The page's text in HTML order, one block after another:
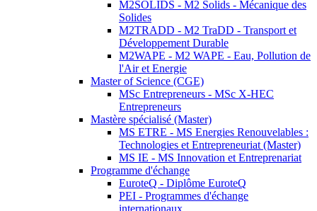
M2SOLIDS - M2 Solids - Mécanique des
Solides
M2TRADD - M2 TraDD - Transport et
Développement Durable
M2WAPE - M2 WAPE - Eau, Pollution de
l'Air et Energie
Master of Science (CGE)
MSc Entrepreneurs - MSc X-HEC
Entrepreneurs
Mastère spécialisé (Master)
MS ETRE - MS Energies Renouvelables :
Technologies et Entrepreneuriat (Master)
MS IE - MS Innovation et Entreprenariat
Programme d'échange
EuroteQ - Diplôme EuroteQ
PEI - Programmes d'échange
internationaux